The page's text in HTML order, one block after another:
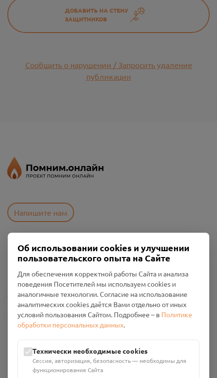
ДОБАВИТЬ НА СТЕНУ
ЗАЩИТНИКОВ
Сообщить о нарушении / Запросить удаление
публикации
Напишите нам
Пользовательское соглашение
Политика конфиденциальности
Промо-материалы
Настройки cookies
Общество с ограниченной ответственностью «Смоленский
Проект Помним»
Юридический адрес: 216790, Смоленская область, р-н
Руднянский, г. Рудня, улица Западная, д. 26А, пом. 18
Номер счёта: 40702810901130004287 в АО "АЛЬФА-БАНК"
Кор. счёт: 30101810200000000593
Об использовании cookies и улучшении
пользовательского опыта на Сайте
Для обеспечения корректной работы Сайта и анализа
поведения Посетителей мы используем cookies и
аналогичные технологии. Согласие на использование
аналитических cookies даётся Вами отдельно от иных
условий пользования Сайтом. Подробнее – в Политике
обработки персональных данных.
Технически необходимые cookies
Сессия, авторизация, безопасность — необходимы для
функционирования Сайта